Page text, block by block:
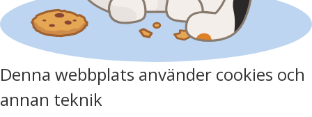
Denna webbplats använder cookies och
annan teknik